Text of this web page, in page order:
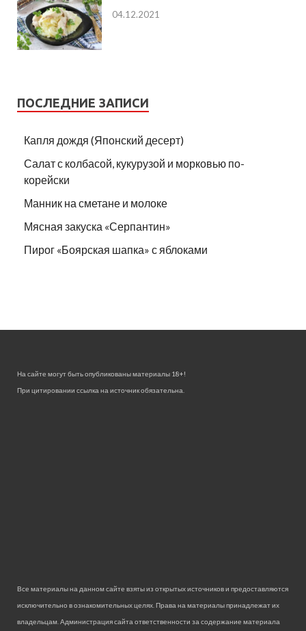
04.12.2021
ПОСЛЕДНИЕ ЗАПИСИ
Капля дождя (Японский десерт)
Салат с колбасой, кукурузой и морковью по-
корейски
Манник на сметане и молоке
Мясная закуска «Серпантин»
Пирог «Боярская шапка» с яблоками
На сайте могут быть опубликованы материалы 18+!
При цитировании ссылка на источник обязательна.
Все материалы на данном сайте взяты из открытых источников и предоставляются
исключительно в ознакомительных целях. Права на материалы принадлежат их
владельцам. Администрация сайта ответственности за содержание материала